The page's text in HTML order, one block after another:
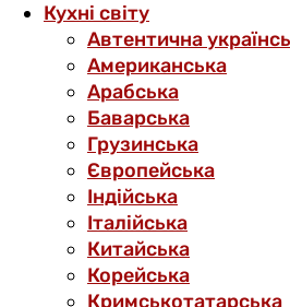
Кухні світу
Автентична
Американська
Арабська
Баварська
Грузинська
Європейська
Індійська
Італійська
Китайська
Корейська
Кримськотатарська